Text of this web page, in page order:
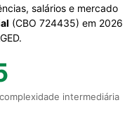
salários e mercado
(CBO 724435) em 2026
intermediária